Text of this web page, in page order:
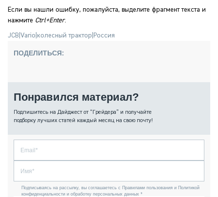
Если вы нашли ошибку, пожалуйста, выделите фрагмент текста и
нажмите Ctrl+Enter.
JCB Vario колесный трактор Россия
ПОДЕЛИТЬСЯ:
Понравился материал?
Подпишитесь на Дайджест от “Грейдера” и получайте
подборку лучших статей каждый месяц на свою почту!
Подписываясь на рассылку, вы соглашаетесь с Правилами пользования и Политикой
конфиденциальности и обработку персональных данных *